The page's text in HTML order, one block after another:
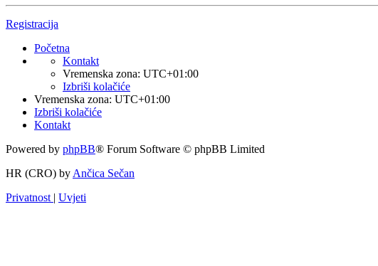
Registracija
Početna
Kontakt
Vremenska zona: UTC+01:00
Izbriši kolačiće
Vremenska zona: UTC+01:00
Izbriši kolačiće
Kontakt
Powered by phpBB® Forum Software © phpBB Limited
HR (CRO) by Ančica Sečan
Privatnost | Uvjeti